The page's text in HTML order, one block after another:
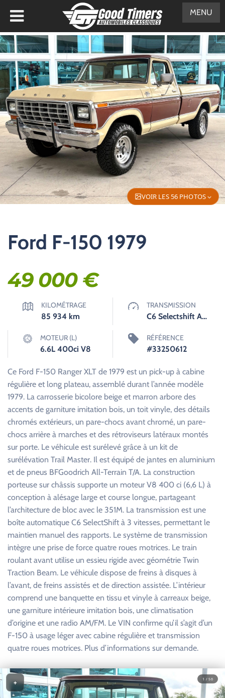
VOIR LES 56 PHOTOS
Ford F-150 1979
49 000€
KILOMÉTRAGE
85 934 km
TRANSMISSION
C6 Selectshift Automatique
MOTEUR (L)
6.6L 400ci V8
RÉFÉRENCE
#33250612
Ce Ford F-150 Ranger XLT de 1979 est un pick-up à cabine
régulière et long plateau, assemblé durant l’année modèle
1979. La carrosserie bicolore beige et marron arbore des
accents de garniture imitation bois, un toit vinyle, des détails
chromés extérieurs, un pare-chocs avant chromé, un pare-
chocs arrière à marches et des rétroviseurs latéraux montés
sur porte. Le véhicule est surélevé grâce à un kit de
surélévation Trail Master. Il est équipé de jantes en aluminium
et de pneus BFGoodrich All-Terrain T/A. La construction
porteuse sur châssis supporte un moteur V8 400 ci (6,6 L) à
conception à alésage large et course longue, partageant
l’architecture de bloc avec le 351M. La transmission est une
boîte automatique C6 SelectShift à 3 vitesses, permettant le
maintien manuel des rapports. Le système de transmission
intègre une prise de force quatre roues motrices. Le train
roulant avant utilise un essieu rigide avec géométrie Twin
Traction Beam. Le véhicule dispose de freins à disques à
l’avant, de freins assistés et de direction assistée. L’intérieur
comprend une banquette en tissu et vinyle à carreaux beige,
une garniture intérieure imitation bois, une climatisation
d’origine et une radio AM/FM. Le VIN confirme qu’il s’agit d’un
F-150 à usage léger avec cabine régulière et transmission
quatre roues motrices. Plus d’informations sur demande.
1 / 56
+
MENU